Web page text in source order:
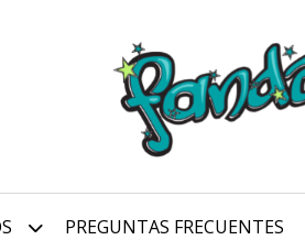
PREGUNTAS FRECUENTES